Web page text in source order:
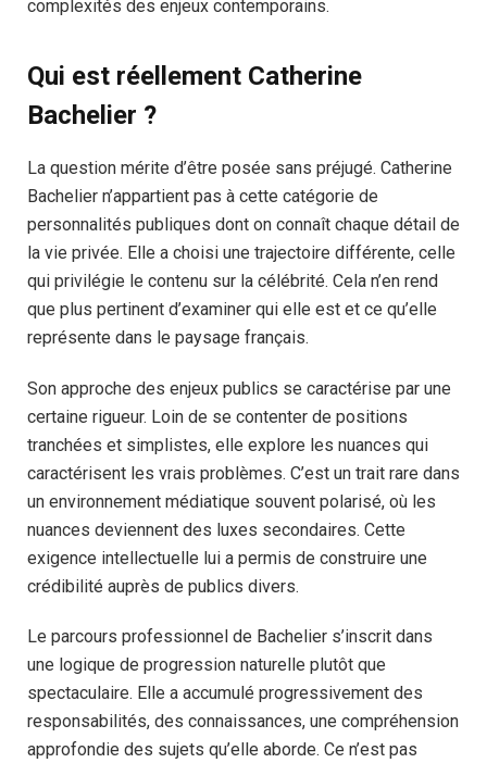
complexités des enjeux contemporains.
Qui est réellement Catherine
Bachelier ?
La question mérite d’être posée sans préjugé. Catherine
Bachelier n’appartient pas à cette catégorie de
personnalités publiques dont on connaît chaque détail de
la vie privée. Elle a choisi une trajectoire différente, celle
qui privilégie le contenu sur la célébrité. Cela n’en rend
que plus pertinent d’examiner qui elle est et ce qu’elle
représente dans le paysage français.
Son approche des enjeux publics se caractérise par une
certaine rigueur. Loin de se contenter de positions
tranchées et simplistes, elle explore les nuances qui
caractérisent les vrais problèmes. C’est un trait rare dans
un environnement médiatique souvent polarisé, où les
nuances deviennent des luxes secondaires. Cette
exigence intellectuelle lui a permis de construire une
crédibilité auprès de publics divers.
Le parcours professionnel de Bachelier s’inscrit dans
une logique de progression naturelle plutôt que
spectaculaire. Elle a accumulé progressivement des
responsabilités, des connaissances, une compréhension
approfondie des sujets qu’elle aborde. Ce n’est pas